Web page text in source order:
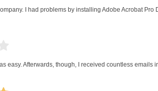
I had problems by installing Adobe Acrobat
easy. Afterwards, though, I received countless